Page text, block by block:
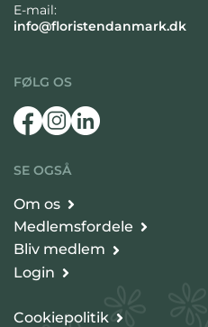
E-mail:
info@floristendanmark.dk
FØLG OS
SE OGSÅ
Om os
Medlemsfordele
Bliv medlem
Login
Cookiepolitik